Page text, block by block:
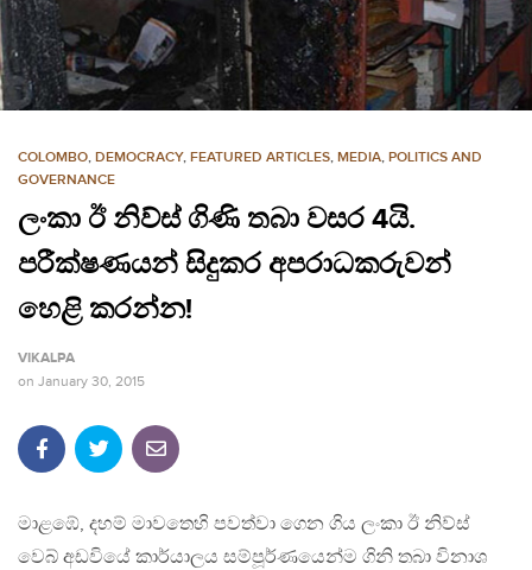
o
n
t
e
COLOMBO, DEMOCRACY, FEATURED ARTICLES, MEDIA, POLITICS AND
GOVERNANCE
ලංකා ඊ නිව්ස් ගිණි තබා වසර 4යි.
පරීක්ෂණයන් සිදුකර අපරාධකරුවන්
හෙළි කරන්න!
VIKALPA
on January 30, 2015
මාළඹේ, දහම් මාවතෙහි පවත්වා ගෙන ගිය ලංකා ඊ නිව්ස්
වෙබ් අඩවියේ කාර්යාලය සම්පූර්ණයෙන්ම ගිනි තබා විනාශ